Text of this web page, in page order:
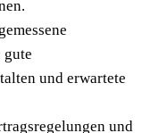
und erwartete
und